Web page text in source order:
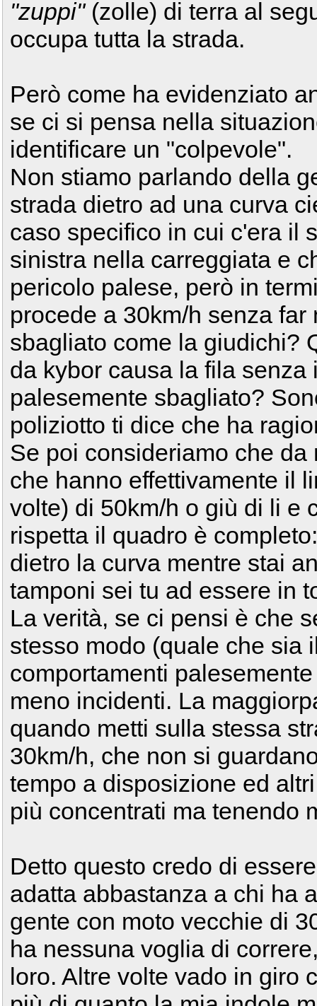
"zuppi"(zolle) di terra al
occupa tutta la strada.
Però come ha evidenziato
se ci si pensa nella
identificare un "colpevole".
Non stiamo parlando della
strada dietro ad una curva
caso specifico in cui c'era il
sinistra nella carreggiata e
pericolo palese, però in
procede a 30km/h senza
sbagliato come la giudichi?
da kybor causa la fila senza
palesemente sbagliato?
poliziotto ti dice che ha
Se poi consideriamo che
che hanno effettivamente il
volte) di 50km/h o giù di li e
rispetta il quadro è
dietro la curva mentre stai
tamponi sei tu ad essere in
La verità, se ci pensi è che
stesso modo (quale che sia
comportamenti
meno incidenti. La
quando metti sulla stessa
30km/h, che non si
tempo a disposizione ed
più concentrati ma tenendo
Detto questo credo di
adatta abbastanza a chi ha
gente con moto vecchie di
ha nessuna voglia di
loro. Altre volte vado in giro